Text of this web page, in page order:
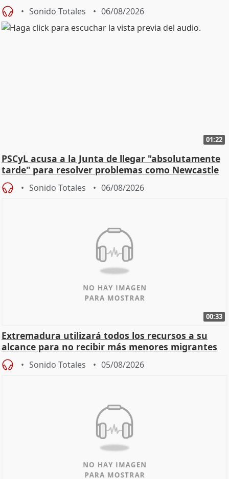
Sonido Totales 06/08/2026
01:22
PSCyL acusa a la Junta de llegar "absolutamente
tarde" para resolver problemas como Newcastle
Sonido Totales 06/08/2026
00:33
Extremadura utilizará todos los recursos a su
alcance para no recibir más menores migrantes
Sonido Totales 05/08/2026